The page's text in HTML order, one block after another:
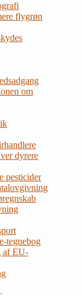
flygrøn
om
dyrere
pesticider
tegnebog
af EU-